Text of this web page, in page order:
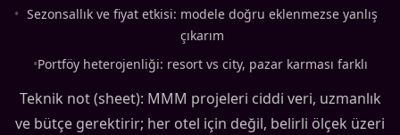
• Sezonsallık ve fiyat etkisi: modele doğru eklenmezse yanlış
çıkarım
•Portföy heterojenliği: resort vs city, pazar karması farklı
Teknik not (sheet): MMM projeleri ciddi veri, uzmanlık
ve bütçe gerektirir; her otel için değil, belirli ölçek üzeri